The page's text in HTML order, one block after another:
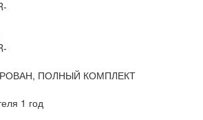
ПОЛНЫЙ КОМПЛЕКТ
1 год